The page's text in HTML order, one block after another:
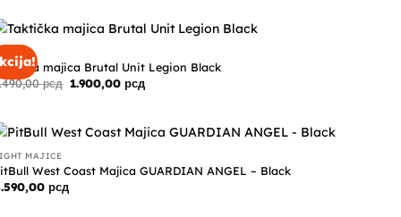
4.290,00 рсд.
majica Brutal Unit Legion Black
рсд Originalna
cena
2.490,00 рсд.
1.900,00рсд
cena
MAJICE
West Coast Majica GUARDIAN ANGEL – Black
рсд